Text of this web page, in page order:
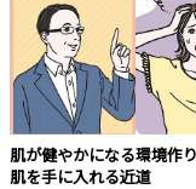
肌が健やかになる環境作
肌を手に入れる近道